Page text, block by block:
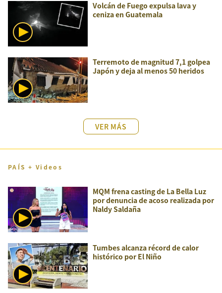
Volcán de Fuego expulsa lava y
ceniza en Guatemala
Terremoto de magnitud 7,1 golpea
Japón y deja al menos 50 heridos
VER MÁS
PAÍS + Videos
MQM frena casting de La Bella Luz
por denuncia de acoso realizada por
Naldy Saldaña
Tumbes alcanza récord de calor
histórico por El Niño